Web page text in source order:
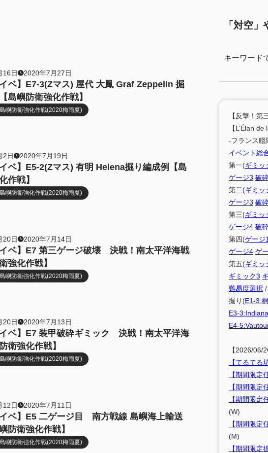
16日 2020年7月27日
イベ】E7-3(Zマス) 屋代 大鳳 Graf Zeppelin 掘
島嶼防衛強化作戦】
嶼防衛強化作戦(2020梅雨夏)
2日 2020年7月19日
イベ】E5-2(Zマス) 有明 Helena掘り編成例【島
作戦】
嶼防衛強化作戦(2020梅雨夏)
20日 2020年7月14日
イベ】E7 第三ゲージ破壊 決戦！南太平洋海戦
強化作戦】
嶼防衛強化作戦(2020梅雨夏)
20日 2020年7月13日
イベ】E7 装甲破砕ギミック 決戦！南太平洋海
衛強化作戦】
嶼防衛強化作戦(2020梅雨夏)
12日 2020年7月11日
イベ】E5 二ゲージ目 南方戦線 島嶼海上輸送
防衛強化作戦】
嶼防衛強化作戦(2020梅雨夏)
「対空
【反撃！第
【L’Élan
-フランス艦
イベント総
第一(ギミッ
ゲージ3 破
第二(ギミッ
ゲージ3 破
第三(ギミッ
ゲージ4 破
第四(ゲージ1
ゲージ4 ゲ
第五(ギミッ
ギミック3
難易度選択 /
掘り(E1-3:
E3-
E4-
【2026/06/
【てるてる
【期間限定
【期間限定
【期間限定
(W)
【期間限定
(M)
【期間限定